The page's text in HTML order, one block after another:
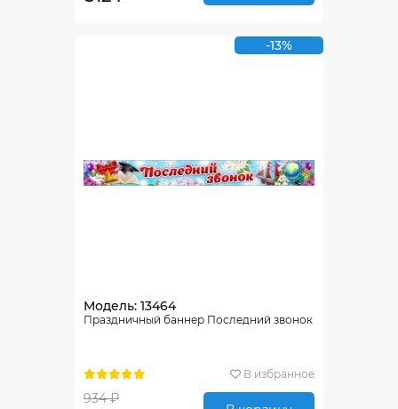
-13%
Модель: 13464
Праздничный баннер Последний звонок
В избранное
934 ₽